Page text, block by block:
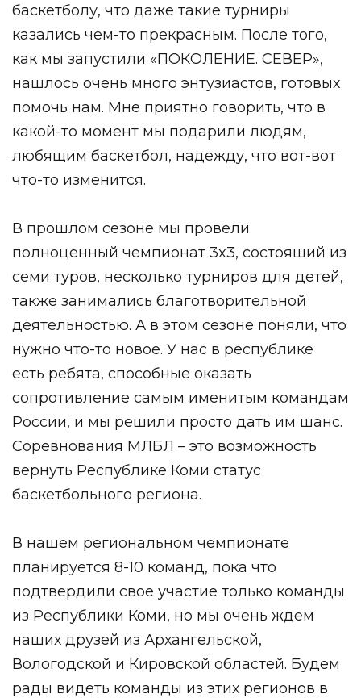
баскетболу, что даже такие турниры
казались чем-то прекрасным. После того,
как мы запустили «ПОКОЛЕНИЕ. СЕВЕР»,
нашлось очень много энтузиастов, готовых
помочь нам. Мне приятно говорить, что в
какой-то момент мы подарили людям,
любящим баскетбол, надежду, что вот-вот
что-то изменится.
В прошлом сезоне мы провели
полноценный чемпионат 3x3, состоящий из
семи туров, несколько турниров для детей,
также занимались благотворительной
деятельностью. А в этом сезоне поняли, что
нужно что-то новое. У нас в республике
есть ребята, способные оказать
сопротивление самым именитым командам
России, и мы решили просто дать им шанс.
Соревнования МЛБЛ – это возможность
вернуть Республике Коми статус
баскетбольного региона.
В нашем региональном чемпионате
планируется 8-10 команд, пока что
подтвердили свое участие только команды
из Республики Коми, но мы очень ждем
наших друзей из Архангельской,
Вологодской и Кировской областей. Будем
рады видеть команды из этих регионов в